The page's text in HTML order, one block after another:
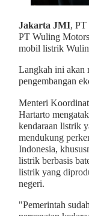
Jakarta JMI, PT
PT Wuling
mobil listrik
Langkah ini akan
pengembangan
Menteri
Hartarto
kendaraan listrik
mendukung
Indonesia,
listrik berbasis
listrik yang
negeri.
"Pemerintah